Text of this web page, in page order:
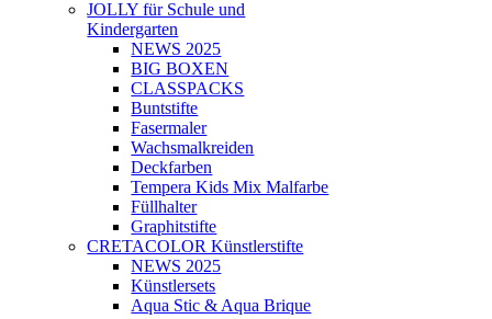
JOLLY für Schule und
Kindergarten
NEWS 2025
BIG BOXEN
CLASSPACKS
Buntstifte
Fasermaler
Wachsmalkreiden
Deckfarben
Tempera Kids Mix Malfarbe
Füllhalter
Graphitstifte
CRETACOLOR Künstlerstifte
NEWS 2025
Künstlersets
Aqua Stic & Aqua Brique